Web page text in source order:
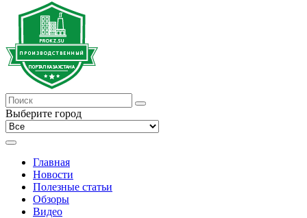
Выберите город
Главная
Новости
Полезные статьи
Обзоры
Видео